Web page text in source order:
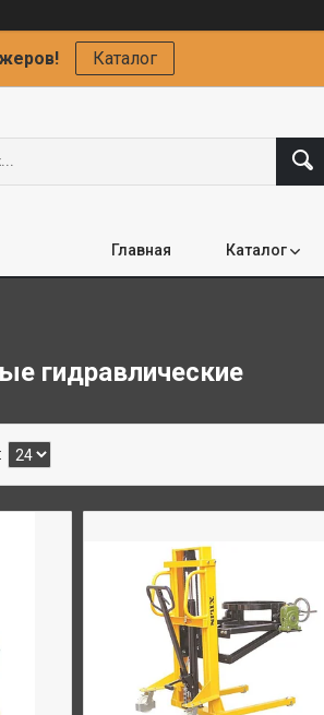
Каталог
Главная Каталог
гидравлические